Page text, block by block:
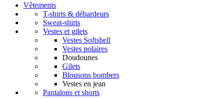
Vêtements
T-shirts & débardeurs
Sweat-shirts
Vestes et gilets
Vestes Softshell
Vestes polaires
Doudounes
Gilets
Blousons bombers
Vestes en jean
Pantalons et shorts